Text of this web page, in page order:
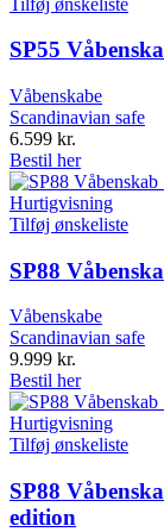
SP55
Våbenskabe
Scandinavian safe
6.599 kr.
Bestil her
Hurtigvisning
Tilføj ønskeliste
SP88
Våbenskabe
Scandinavian safe
9.999 kr.
Bestil her
Hurtigvisning
Tilføj ønskeliste
SP88
edition